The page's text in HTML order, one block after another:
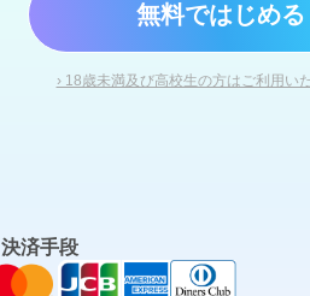
無料ではじめる
› 18歳未満及び高校生の方はご利用い
決済手段